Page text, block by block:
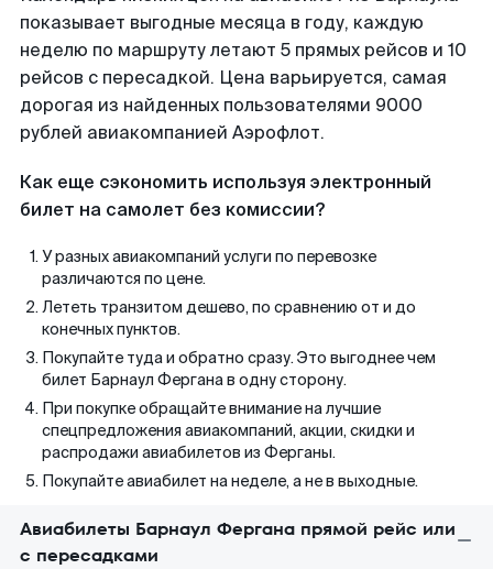
показывает выгодные месяца в году, каждую
неделю по маршруту летают 5 прямых рейсов и 10
рейсов с пересадкой. Цена варьируется, самая
дорогая из найденных пользователями 9000
рублей авиакомпанией Аэрофлот.
Как еще сэкономить используя электронный
билет на самолет без комиссии?
У разных авиакомпаний услуги по перевозке
различаются по цене.
Лететь транзитом дешево, по сравнению от и до
конечных пунктов.
Покупайте туда и обратно сразу. Это выгоднее чем
билет Барнаул Фергана в одну сторону.
При покупке обращайте внимание на лучшие
спецпредложения авиакомпаний, акции, скидки и
распродажи авиабилетов из Ферганы.
Покупайте авиабилет на неделе, а не в выходные.
Авиабилеты Барнаул Фергана прямой рейс или
с пересадками